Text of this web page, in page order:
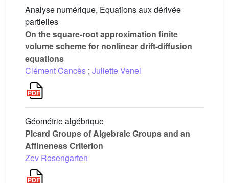
Analyse numérique, Equations aux dérivée
partielles
On the square-root approximation finite
volume scheme for nonlinear drift-diffusion
equations
Clément Cancès ; Juliette Venel
Géométrie algébrique
Picard Groups of Algebraic Groups and an
Affineness Criterion
Zev Rosengarten